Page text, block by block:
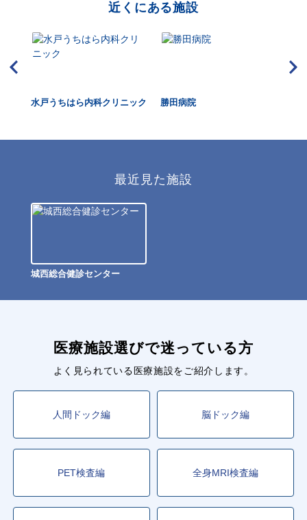
近くにある施設
水戸うちはら内科クリニック 勝田病院
最近見た施設
城西総合健診センター
医療施設選びで迷っている方
よく見られている医療施設をご紹介します。
人間ドック編 脳ドック編
PET検査編 全身MRI検査編